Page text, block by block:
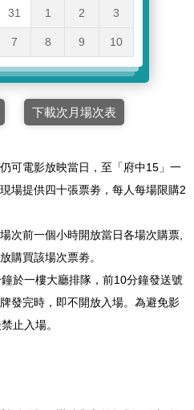
31 1 2 3
7 8 9 10
下載次月場次表
可電影放映當日，至「府中15」一
場提供四十張票劵，每人每場限購2
次前一個小時開放當日各場次購票,
購買該場次票劵。
於一樓大廳排隊，前10分鐘發送號
發完時，即不開放入場。為避免影
止入場。